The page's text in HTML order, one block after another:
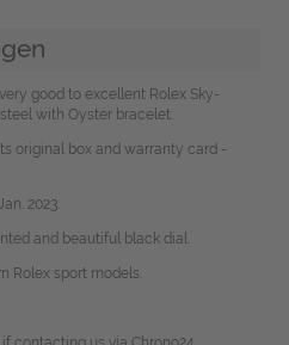
good to excellent Rolex Sky-
with Oyster bracelet.
original box and warranty card -
2023.
and beautiful black dial.
Rolex sport models.